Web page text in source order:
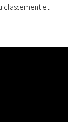
classement et